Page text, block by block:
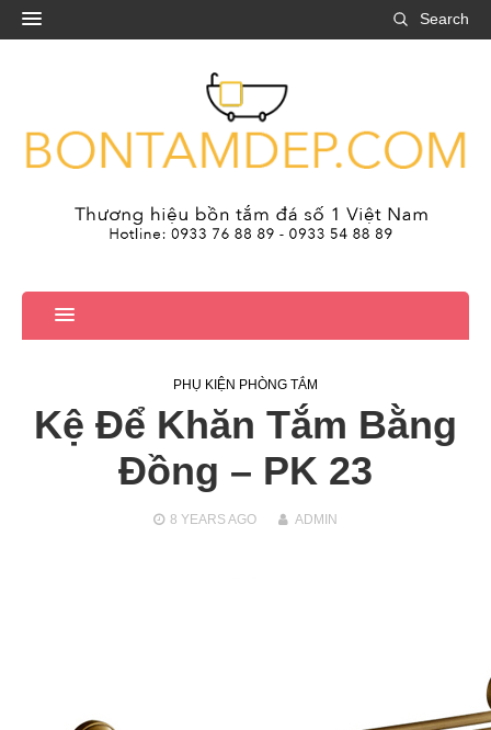
Search
PHỤ KIỆN PHÒNG TẮM
Kệ Để Khăn Tắm Bằng
Đồng – PK 23
8 YEARSAGO ADMIN